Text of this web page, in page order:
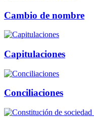
Cambio de nombre
Capitulaciones
Conciliaciones